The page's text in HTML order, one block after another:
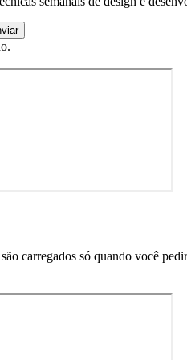
carregados só quando você